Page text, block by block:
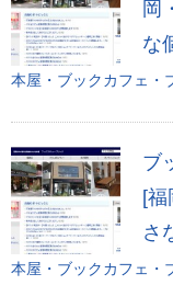
岡
な
本屋・ブックカフェ・
ブ
[
さ
本屋・ブックカフェ・